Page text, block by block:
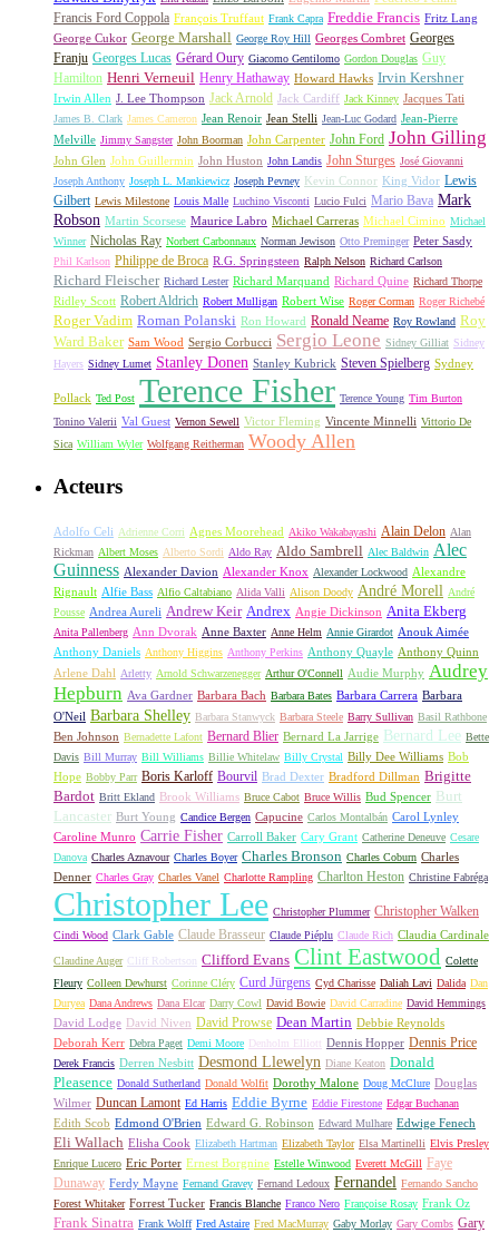
Francis Ford Coppola François Truffaut Frank Capra Freddie Francis Fritz Lang
George Cukor George Marshall George Roy Hill Georges Combret Georges
Franju Georges Lucas Gérard Oury Giacomo Gentilomo Gordon Douglas Guy
Hamilton Henri Verneuil Henry Hathaway Howard Hawks Irvin Kershner
Irwin Allen J. Lee Thompson Jack Arnold Jack Cardiff Jack Kinney Jacques Tati
James B. Clark James Cameron Jean Renoir Jean Stelli Jean-Luc Godard Jean-Pierre
Melville Jimmy Sangster John Boorman John Carpenter John Ford John Gilling
John Glen John Guillermin John Huston John Landis John Sturges José Giovanni
Joseph Anthony Joseph L. Mankiewicz Joseph Pevney Kevin Connor King Vidor Lewis
Gilbert Lewis Milestone Louis Malle Luchino Visconti Lucio Fulci Mario Bava Mark
Robson Martin Scorsese Maurice Labro Michael Carreras Michael Cimino Michael
Winner Nicholas Ray Norbert Carbonnaux Norman Jewison Otto Preminger Peter Sasdy
Phil Karlson Philippe de Broca R.G. Springsteen Ralph Nelson Richard Carlson
Richard Fleischer Richard Lester Richard Marquand Richard Quine Richard Thorpe
Ridley Scott Robert Aldrich Robert Mulligan Robert Wise Roger Corman Roger Richebé
Roger Vadim Roman Polanski Ron Howard Ronald Neame Roy Rowland Roy
Ward Baker Sam Wood Sergio Corbucci Sergio Leone Sidney Gilliat Sidney
Hayers Sidney Lumet Stanley Donen Stanley Kubrick Steven Spielberg Sydney
Pollack Ted Post Terence Fisher Terence Young Tim Burton
Tonino Valerii Val Guest Vernon Sewell Victor Fleming Vincente Minnelli Vittorio De
Sica William Wyler Wolfgang Reitherman Woody Allen
Acteurs
Adolfo Celi Adrienne Corri Agnes Moorehead Akiko Wakabayashi Alain Delon Alan
Rickman Albert Moses Alberto Sordi Aldo Ray Aldo Sambrell Alec Baldwin Alec
Guinness Alexander Davion Alexander Knox Alexander Lockwood Alexandre
Rignault Alfie Bass Alfio Caltabiano Alida Valli Alison Doody André Morell André
Pousse Andrea Aureli Andrew Keir Andrex Angie Dickinson Anita Ekberg
Anita Pallenberg Ann Dvorak Anne Baxter Anne Helm Annie Girardot Anouk Aimée
Anthony Daniels Anthony Higgins Anthony Perkins Anthony Quayle Anthony Quinn
Arlene Dahl Arletty Arnold Schwarzenegger Arthur O'Connell Audie Murphy Audrey
Hepburn Ava Gardner Barbara Bach Barbara Bates Barbara Carrera Barbara
O'Neil Barbara Shelley Barbara Stanwyck Barbara Steele Barry Sullivan Basil Rathbone
Ben Johnson Bernadette Lafont Bernard Blier Bernard La Jarrige Bernard Lee Bette
Davis Bill Murray Bill Williams Billie Whitelaw Billy Crystal Billy Dee Williams Bob
Hope Bobby Parr Boris Karloff Bourvil Brad Dexter Bradford Dillman Brigitte
Bardot Britt Ekland Brook Williams Bruce Cabot Bruce Willis Bud Spencer Burt
Lancaster Burt Young Candice Bergen Capucine Carlos Montalbán Carol Lynley
Caroline Munro Carrie Fisher Carroll Baker Cary Grant Catherine Deneuve Cesare
Danova Charles Aznavour Charles Boyer Charles Bronson Charles Coburn Charles
Denner Charles Gray Charles Vanel Charlotte Rampling Charlton Heston Christine Fabréga
Christopher Lee Christopher Plummer Christopher Walken
Cindi Wood Clark Gable Claude Brasseur Claude Piéplu Claude Rich Claudia Cardinale
Claudine Auger Cliff Robertson Clifford Evans Clint Eastwood Colette
Fleury Colleen Dewhurst Corinne Cléry Curd Jürgens Cyd Charisse Daliah Lavi Dalida Dan
Duryea Dana Andrews Dana Elcar Darry Cowl David Bowie David Carradine David Hemmings
David Lodge David Niven David Prowse Dean Martin Debbie Reynolds
Deborah Kerr Debra Paget Demi Moore Denholm Elliott Dennis Hopper Dennis Price
Derek Francis Derren Nesbitt Desmond Llewelyn Diane Keaton Donald
Pleasence Donald Sutherland Donald Wolfit Dorothy Malone Doug McClure Douglas
Wilmer Duncan Lamont Ed Harris Eddie Byrne Eddie Firestone Edgar Buchanan
Edith Scob Edmond O'Brien Edward G. Robinson Edward Mulhare Edwige Fenech
Eli Wallach Elisha Cook Elizabeth Hartman Elizabeth Taylor Elsa Martinelli Elvis Presley
Enrique Lucero Eric Porter Ernest Borgnine Estelle Winwood Everett McGill Faye
Dunaway Ferdy Mayne Fernand Gravey Fernand Ledoux Fernandel Fernando Sancho
Forest Whitaker Forrest Tucker Francis Blanche Franco Nero Françoise Rosay Frank Oz
Frank Sinatra Frank Wolff Fred Astaire Fred MacMurray Gaby Morlay Gary Combs Gary